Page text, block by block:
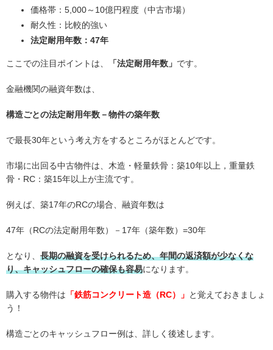
価格帯：5,000～10億円程度（中古市場）
耐久性：比較的強い
法定耐用年数：47年
ここでの注目ポイントは、 「法定耐用年数」 です。
金融機関の融資年数は、
構造ごとの法定耐用年数－物件の築年数
で最長30年という考え方をするところがほとんどです。
市場に出回る中古物件は、木造・軽量鉄骨：築10年以上，重量鉄
骨・RC：築15年以上が主流です。
例えば、築17年のRCの場合、融資年数は
47年（RCの法定耐用年数）－17年（築年数）=30年
となり、 長期の融資を受けられるため、年間の返済額が少なくな
り、キャッシュフローの確保も容易になります。
購入する物件は 「鉄筋コンクリート造（RC）」 と覚えておきましょ
う！
構造ごとのキャッシュフロー例は、詳しく後述します。